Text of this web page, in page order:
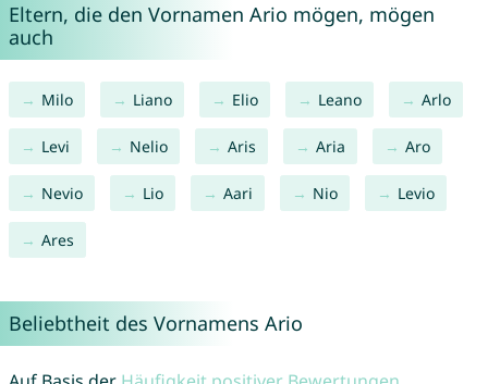
Eltern, die den Vornamen Ario mögen, mögen
auch
Milo Liano Elio Leano Arlo
Levi Nelio Aris Aria Aro
Nevio Lio Aari Nio Levio
Ares
Beliebtheit des Vornamens Ario